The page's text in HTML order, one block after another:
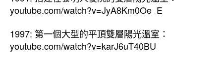
和
天〉
中
youtube.com/watch?v=JyA8Km0Oe_E
1997: 第一個大型的平頂雙層陽光溫室：
youtube.com/watch?v=karJ6uT40BU